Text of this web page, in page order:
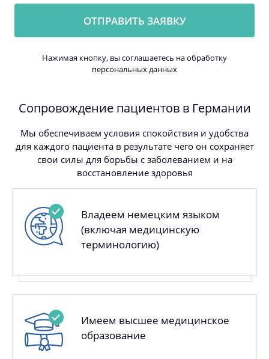
Нажимая кнопку, вы соглашаетесь на обработку
персональных данных
Сопровождениепациентов в Германии
Мы обеспечиваем условия спокойствия и удобства
для каждого пациента в результате чего он сохраняет
свои силы для борьбы с заболеванием и на
восстановление здоровья
Владеем немецким языком
(включая медицинскую
терминологию)
Имеем высшее медицинское
образование